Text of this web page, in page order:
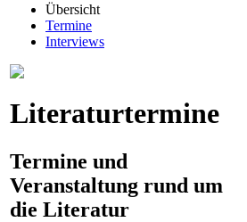
Übersicht
Termine
Interviews
Literaturtermine
Termine und
Veranstaltung rund um
die Literatur